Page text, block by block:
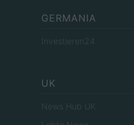
GERMANIA
Investieren24
UK
News Hub UK